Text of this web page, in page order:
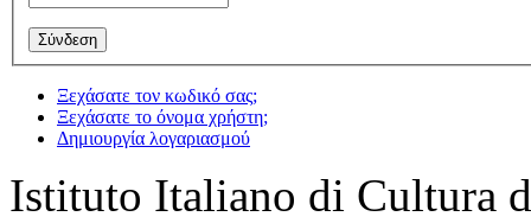
Ξεχάσατε τον κωδικό σας;
Ξεχάσατε το όνομα χρήστη;
Δημιουργία λογαριασμού
Istituto Italiano di Cultura